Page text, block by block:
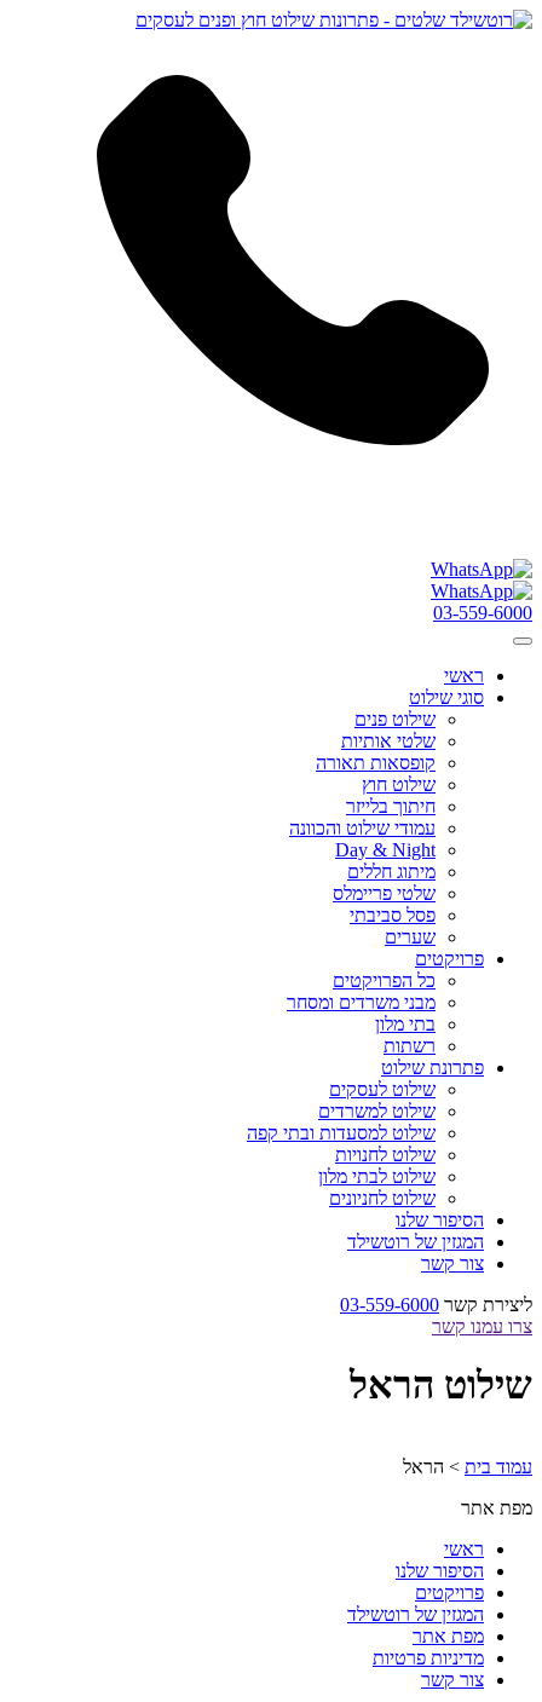
03-559-6000
ראשי
סוגי שילוט
שילוט פנים
שלטי אותיות
קופסאות תאורה
שילוט חוץ
חיתוך בלייזר
עמודי שילוט והכוונה
Day & Night
מיתוג חללים
שלטי פריימלס
פסל סביבתי
שערים
פרויקטים
כל הפרויקטים
מבני משרדים ומסחר
בתי מלון
רשתות
פתרונת שילוט
שילוט לעסקים
שילוט למשרדים
שילוט למסעדות ובתי קפה
שילוט לחנויות
שילוט לבתי מלון
שילוט לחניונים
הסיפור שלנו
המגזין של רוטשילד
צור קשר
ליצירת קשר 03-559-6000
צרו עמנו קשר
שילוט הראל
עמוד בית > הראל
מפת אתר
ראשי
הסיפור שלנו
פרויקטים
המגזין של רוטשילד
מפת אתר
מדיניות פרטיות
צור קשר